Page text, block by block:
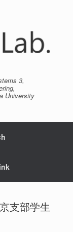
3,
University
支部学生